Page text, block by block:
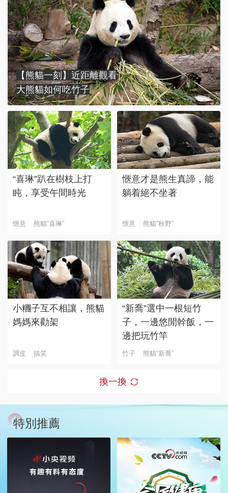
【熊貓一刻】近距離觀看
大熊貓如何吃竹子
“喜琳”趴在樹枝上打
盹，享受午間時光
愜意 熊貓“喜琳”
愜意才是熊生真諦，能
躺着絕不坐著
愜意 熊貓“秋野”
小糰子互不相讓，熊貓
媽媽來勸架
調皮 搞笑
“新喬”選中一根短竹
子，一邊悠閒幹飯，一
邊把玩竹竿
竹子 熊貓“新喬”
換一換
特別推薦